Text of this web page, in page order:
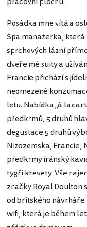
Posádka mne vítá a
Spa manažerka,
sprchových lázní
dveře mé suity a
Francie přichází s
neomezené
letu. Nabídka „à la
předkrmů, 5 druhů
degustace 5 druhů
Nizozemska, Francie,
předkrmy íránský
tygří krevety. Vše
značky Royal Doulton
od britského návrháře
wifi, která je během